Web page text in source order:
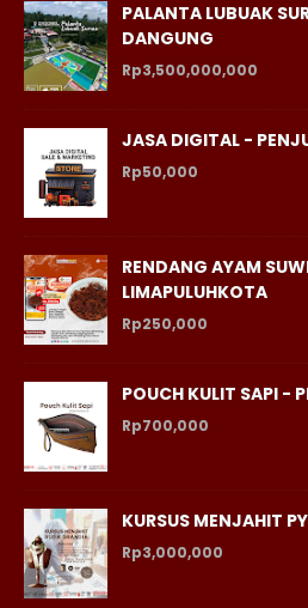
PALANTA LUBUAK
DANGUNG
Rp3,500,000,000
JASA DIGITAL -
Rp50,000
RENDANG AYAM
LIMAPULUHKOTA
Rp250,000
POUCH KULIT SAPI -
Rp700,000
KURSUS MENJAHIT
Rp3,000,000